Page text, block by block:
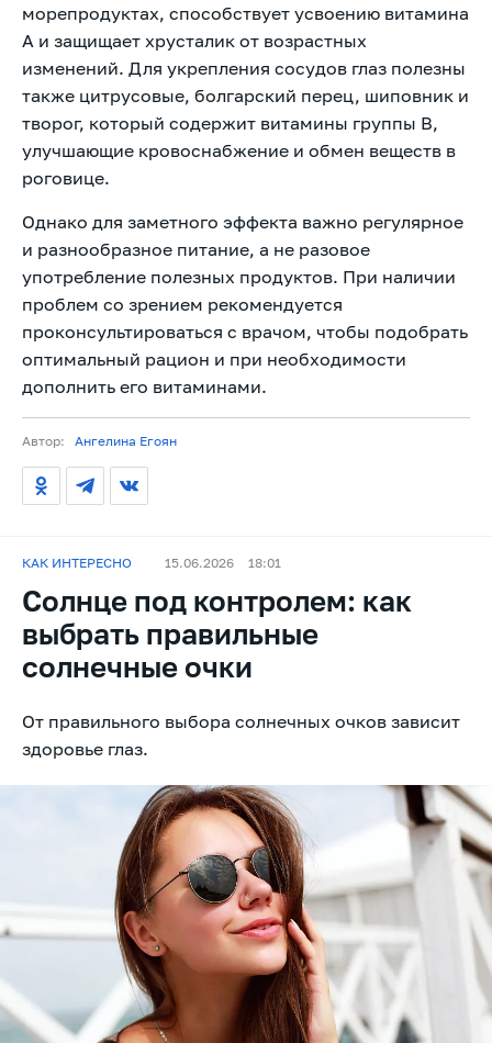
морепродуктах, способствует усвоению витамина
А и защищает хрусталик от возрастных
изменений. Для укрепления сосудов глаз полезны
также цитрусовые, болгарский перец, шиповник и
творог, который содержит витамины группы B,
улучшающие кровоснабжение и обмен веществ в
роговице.
Однако для заметного эффекта важно регулярное
и разнообразное питание, а не разовое
употребление полезных продуктов. При наличии
проблем со зрением рекомендуется
проконсультироваться с врачом, чтобы подобрать
оптимальный рацион и при необходимости
дополнить его витаминами.
Автор: Ангелина Егоян
КАК ИНТЕРЕСНО 15.06.2026 18:01
Солнце под контролем: как
выбрать правильные
солнечные очки
От правильного выбора солнечных очков зависит
здоровье глаз.